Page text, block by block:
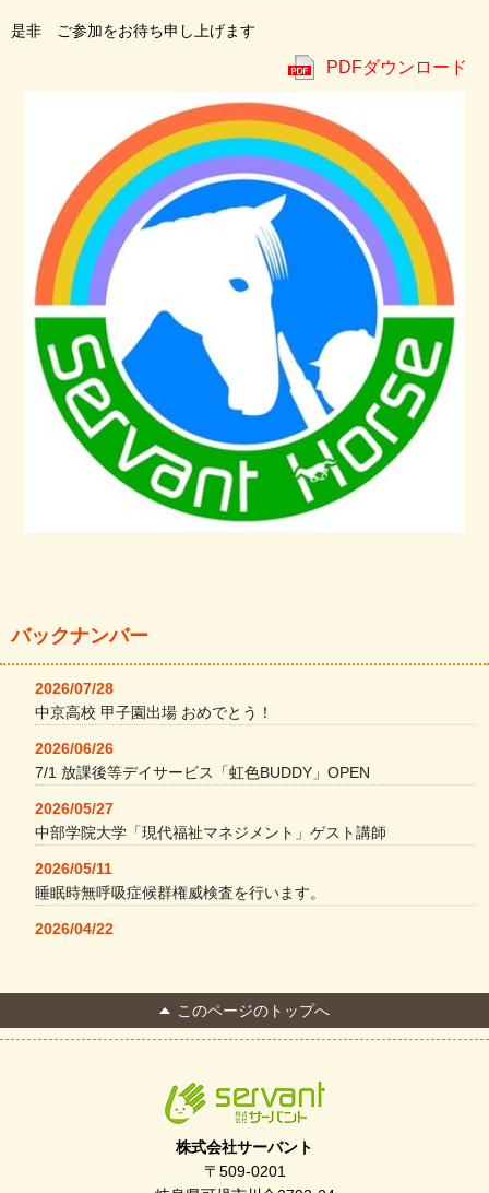
是非 ご参加をお待ち申し上げます
PDFダウンロード
バックナンバー
2026/07/28
中京高校 甲子園出場 おめでとう！
2026/06/26
7/1 放課後等デイサービス「虹色BUDDY」OPEN
2026/05/27
中部学院大学「現代福祉マネジメント」ゲスト講師
2026/05/11
睡眠時無呼吸症候群権威検査を行います。
2026/04/22
FC Bombonera 岐阜県No.1このページのトップへ
株式会社サーバント
〒509-0201